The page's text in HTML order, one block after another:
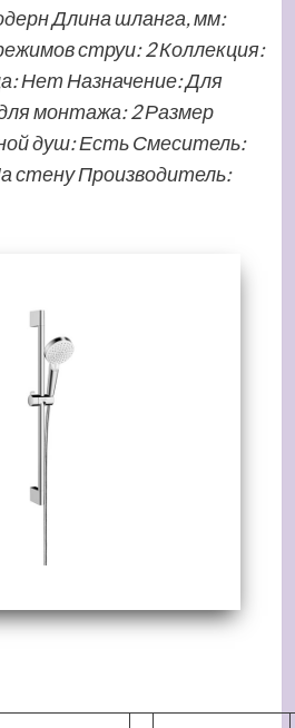
Длина шланга, мм:
струи: 2 Коллекция:
Нет Назначение: Для
монтажа: 2 Размер
душ: Есть Смеситель:
стену Производитель: